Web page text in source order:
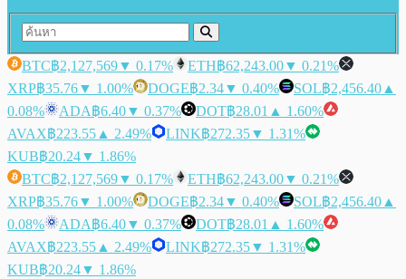
BTC฿2,127,569▼ 0.17% ETH฿62,243.00▼ 0.21%
XRP฿35.76▼ 1.00% DOGE฿2.34▼ 0.40% SOL฿2,456.40 ▲
0.08%
ADA฿6.40▼ 0.37% DOT฿28.01 ▲ 1.60%
AVAX฿223.55 ▲ 2.49% LINK฿272.35▼ 1.31%
KUB฿20.24▼ 1.86%
BTC฿2,127,569▼ 0.17% ETH฿62,243.00▼ 0.21%
XRP฿35.76▼ 1.00% DOGE฿2.34▼ 0.40% SOL฿2,456.40 ▲
0.08%
ADA฿6.40▼ 0.37% DOT฿28.01 ▲ 1.60%
AVAX฿223.55 ▲ 2.49% LINK฿272.35▼ 1.31%
KUB฿20.24▼ 1.86%